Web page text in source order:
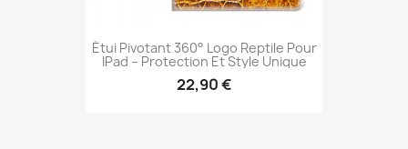
Étui Pivotant 360° Logo Reptile Pour
IPad – Protection Et Style Unique
22,90 €